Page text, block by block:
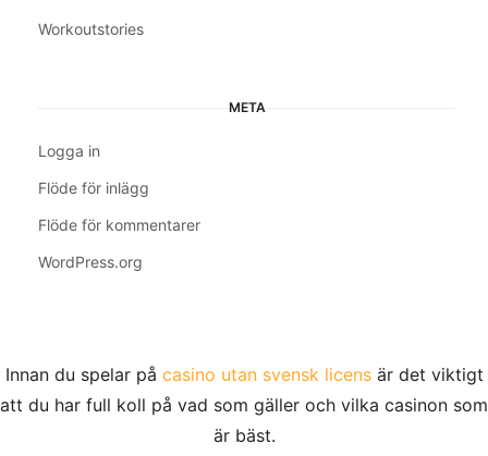
Workoutstories
META
Logga in
Flöde för inlägg
Flöde för kommentarer
WordPress.org
Innan du spelar på casino utan svensk licensär det viktigt
att du har full koll på vad som gäller och vilka casinon som
är bäst.